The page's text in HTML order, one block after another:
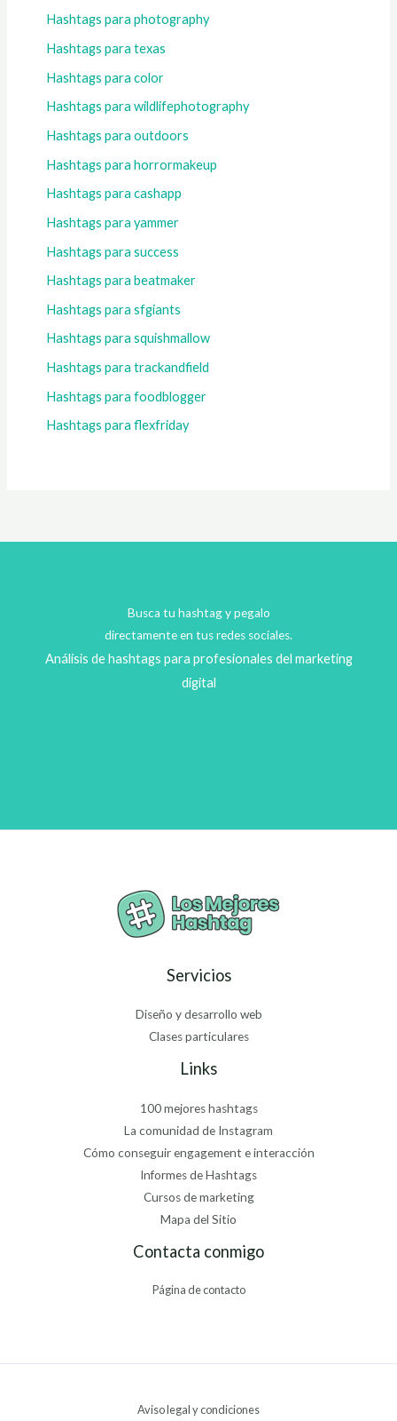
Hashtags para photography
Hashtags para texas
Hashtags para color
Hashtags para wildlifephotography
Hashtags para outdoors
Hashtags para horrormakeup
Hashtags para cashapp
Hashtags para yammer
Hashtags para success
Hashtags para beatmaker
Hashtags para sfgiants
Hashtags para squishmallow
Hashtags para trackandfield
Hashtags para foodblogger
Hashtags para flexfriday
Busca tu hashtag y pegalo
directamente en tus redes sociales.
Análisis de hashtags para profesionales del marketing
digital
Servicios
Diseño y desarrollo web
Clases particulares
Links
100 mejores hashtags
La comunidad de Instagram
Cómo conseguir engagement e interacción
Informes de Hashtags
Cursos de marketing
Mapa del Sitio
Contacta conmigo
Página de contacto
Aviso legal y condiciones